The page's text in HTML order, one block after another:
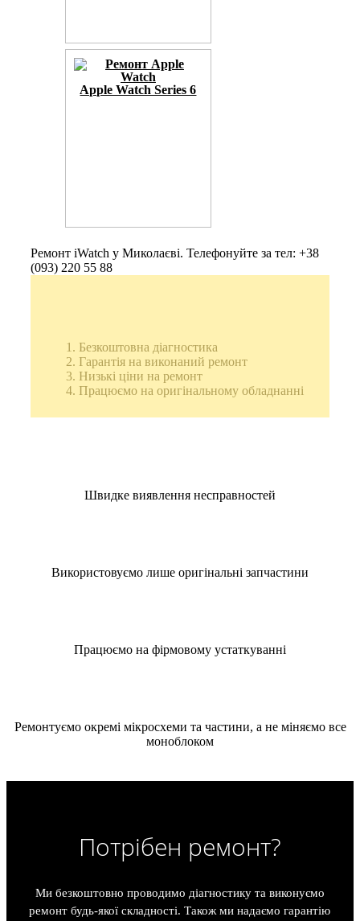
Apple Watch Series 6
Ремонт iWatch у Миколаєві. Телефонуйте за тел: +38
(093) 220 55 88
Безкоштовна діагностика
Гарантія на виконаний ремонт
Низькі ціни на ремонт
Працюємо на оригінальному обладнанні
Швидке виявлення несправностей
Використовуємо лише оригінальні запчастини
Працюємо на фірмовому устаткуванні
Ремонтуємо окремі мікросхеми та частини, а не міняємо все
моноблоком
Потрібен ремонт?
Ми безкоштовно проводимо діагностику та виконуємо
ремонт будь-якої складності. Також ми надаємо гарантію